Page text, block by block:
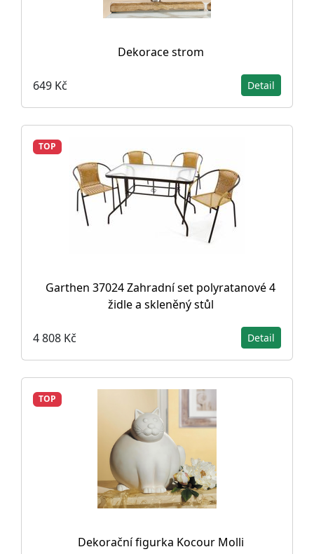
Dekorace strom
649 Kč Detail
TOP
Garthen 37024 Zahradní set polyratanové 4
židle a skleněný stůl
4 808 Kč Detail
TOP
Dekorační figurka Kocour Molli